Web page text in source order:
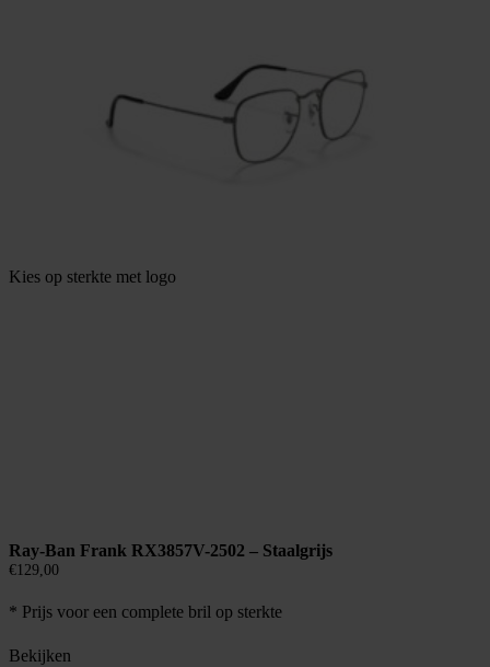
Kies op sterkte met logo
Ray-Ban Frank RX3857V-2502 – Staalgrijs
€129,00
* Prijs voor een complete bril op sterkte
Bekijken